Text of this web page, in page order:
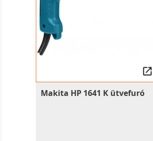
Makita HP 1641 K ütvefuró